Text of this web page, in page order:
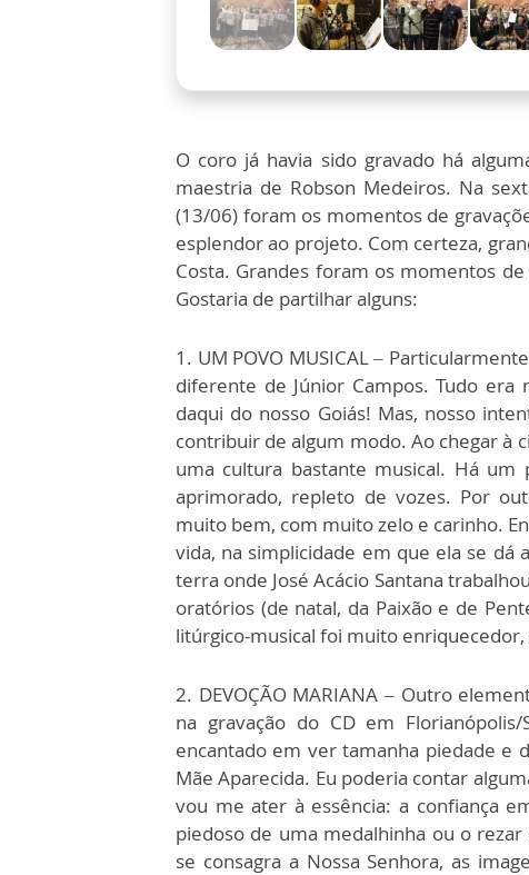
O coro já havia sido gravado há
maestria de Robson Medeiros. Na
(13/06) foram os momentos de
esplendor ao projeto. Com certeza,
Costa. Grandes foram os momentos
Gostaria de partilhar alguns:
1. UM POVO MUSICAL –
diferente de Júnior Campos. Tudo
daqui do nosso Goiás! Mas, nosso
contribuir de algum modo. Ao chegar à
uma cultura bastante musical. Há
aprimorado, repleto de vozes. Por
muito bem, com muito zelo e carinho.
vida, na simplicidade em que ela se dá
terra onde José Acácio Santana
oratórios (de natal, da Paixão e de
litúrgico-musical foi muito
2. DEVOÇÃO MARIANA – Outro
na gravação do CD em
encantado em ver tamanha piedade e
Mãe Aparecida. Eu poderia contar
vou me ater à essência: a confiança
piedoso de uma medalhinha ou o
se consagra a Nossa Senhora, as